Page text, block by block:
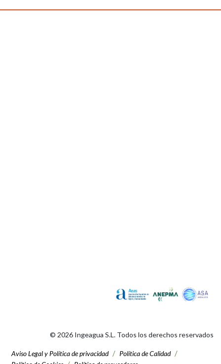
© 2026 Ingeagua S.L. Todos los derechos reservados
Aviso​ Legal y Política de privacidad
Política de Calidad​